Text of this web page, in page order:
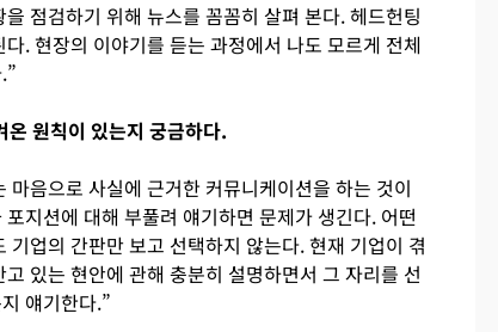
점검하기 위해 뉴스를 꼼꼼히 살펴 본다. 헤드헌팅
. 현장의 이야기를 듣는 과정에서 나도 모르게 전체
원칙이 있는지 궁금하다.
음으로 사실에 근거한 커뮤니케이션을 하는 것이
지션에 대해 부풀려 얘기하면 문제가 생긴다. 어떤
업의 간판만 보고 선택하지 않는다. 현재 기업이 겪
있는 현안에 관해 충분히 설명하면서 그 자리를 선
얘기한다.”